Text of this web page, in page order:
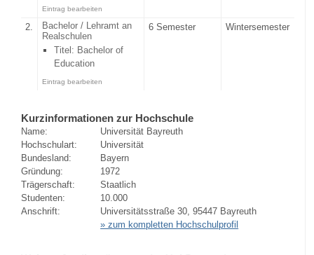
Eintrag bearbeiten
2.
Bachelor / Lehramt an
Realschulen
Titel: Bachelor of
Education
Eintrag bearbeiten
6 Semester Wintersemester
Kurzinformationen zur Hochschule
Name:
Universität Bayreuth
Hochschulart:
Universität
Bundesland:
Bayern
Gründung:
1972
Trägerschaft:
Staatlich
Studenten:
10.000
Anschrift:
Universitätsstraße 30, 95447 Bayreuth
» zum kompletten Hochschulprofil